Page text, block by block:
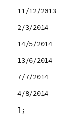
11/12/2013
2/3/2014
14/5/2014
13/6/2014
7/7/2014
4/8/2014
];